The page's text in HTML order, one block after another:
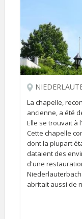
La chapelle,
ancienne, a été
Elle se trouvait à
Cette chapelle
dont la plupart
dataient des
d'une
abritait aussi de
apparemment